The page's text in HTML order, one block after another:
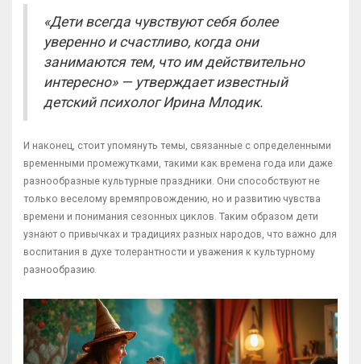
«Дети всегда чувствуют себя более
уверенно и счастливо, когда они
занимаются тем, что им действительно
интересно» — утверждает известный
детский психолог Ирина Млодик.
И наконец, стоит упомянуть темы, связанные с определенными
временными промежутками, такими как времена года или даже
разнообразные культурные праздники. Они способствуют не
только веселому времяпровождению, но и развитию чувства
времени и понимания сезонных циклов. Таким образом дети
узнают о привычках и традициях разных народов, что важно для
воспитания в духе толерантности и уважения к культурному
разнообразию.